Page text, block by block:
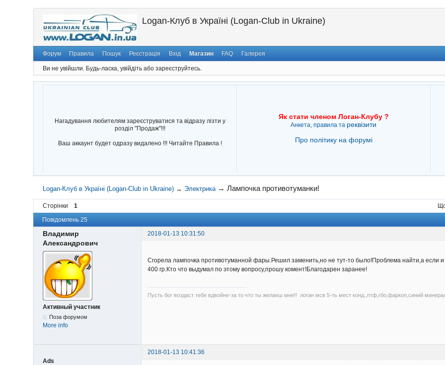
Logan-Клуб в Україні (Logan-Club in Ukraine)
Форум Правила Пошук Реєстрація Вхід Магазин FAQ Галерея
Ви не увійшли. Будь-ласка, увійдіть або зареєструйтесь.
Нагадування любителям зареєструватися та відразу лізти у
розділ "Продаж"!!!
Ваш аккаунт будет одразу видалено !!! Читайте Правила !
Як стати членом Логан-Клубу ?
Анкета, правила та реквізити
Про політику на форумі
Logan-Клуб в Україні (Logan-Club in Ukraine) → Электрика → Лампочка противотуманки!
Сторінки 1
Повідомлень 25
Владимир
Александрович
2018-01-13 10:31:50
Активный участник
Поза форумом
More info
Сгорела лампочка противотуманной фары.Решил заменить,но не тут-то было!Проблема найти,а если и
400 гр.Кто что выдумал по этому вопросу,прошу комент!Благодарен заранее!
Пусть бог воздаст тебе вдвойне-за то что ты желаеш мне!! логан мсв 5-ть мест конд.,птф,гбо,фаркоп,синий
2018-01-13 10:41:36
Ads